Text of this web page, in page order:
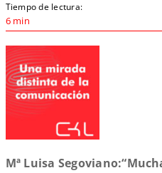
Tiempo de lectura:
6 min
Mª Luisa